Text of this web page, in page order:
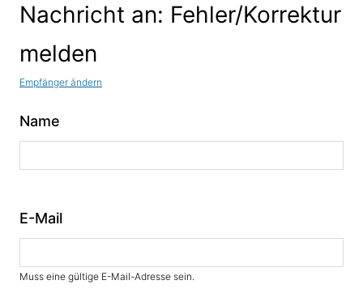
Nachricht an: Fehler/Korrektur
melden
Empfänger ändern
Name
E-Mail
Muss eine gültige E-Mail-Adresse sein.